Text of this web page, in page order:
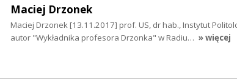
Maciej Drzonek
Maciej Drzonek [13.11.2017] prof. US, dr hab., Instytut
autor "Wykładnika profesora Drzonka" w Radiu… » więcej